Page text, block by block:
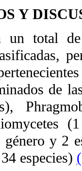
Y
un total
de
género y 2
especies)